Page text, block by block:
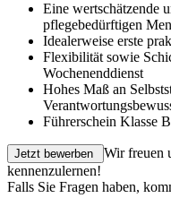
Eine wertschätzende
pflegebedürftigen
Idealerweise erste
Flexibilität sowie
Wochenenddienst
Hohes Maß an
Führerschein Klasse B
Wir freuen
kennenzulernen!
Falls Sie Fragen haben,